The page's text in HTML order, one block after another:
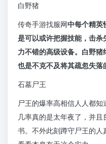
白野猪
传奇手游找服网中每个精英
是可以或许把握技能，击
力不错的高级设备。白野
也是不克不及将其疏忽失落
石墓尸王
尸王的爆率高相信人人都
几率真的是太年夜了，并
书。不外此刻蹲守尸王的